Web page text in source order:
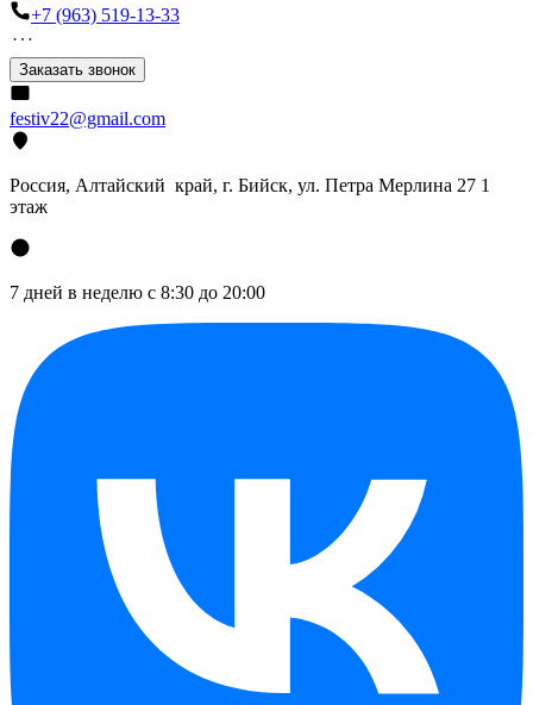
+7 (963) 519-13-33
Заказать звонок
festiv22@gmail.com
Россия, Алтайский край, г. Бийск, ул. Петра Мерлина 27 1
этаж
7 дней в неделю с 8:30 до 20:00